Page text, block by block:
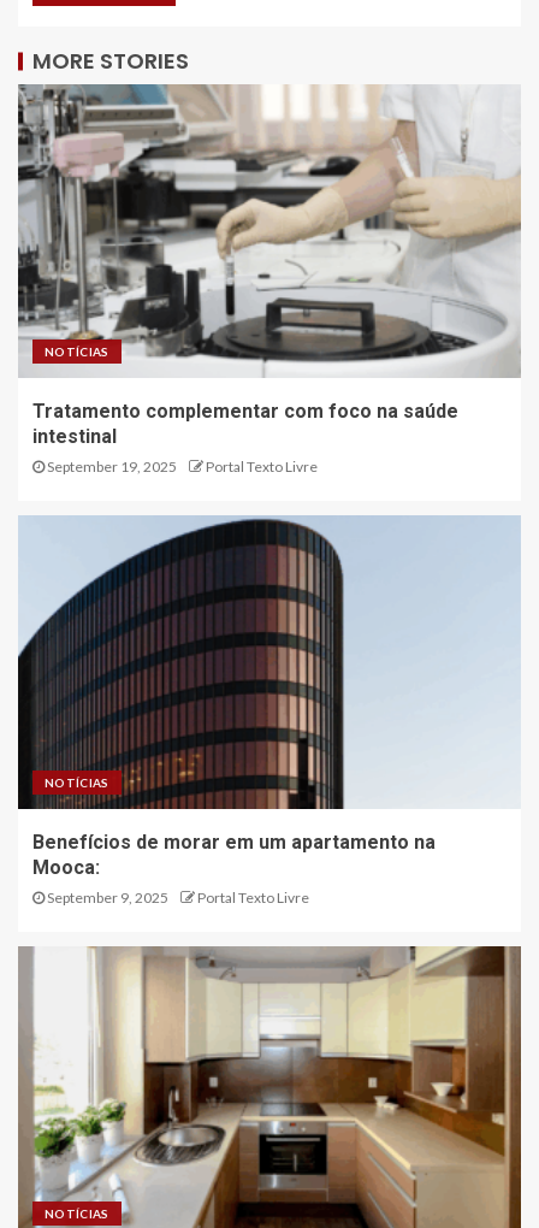
MORE STORIES
NOTÍCIAS
Tratamento complementar com foco na saúde
intestinal
September 19, 2025 Portal Texto Livre
NOTÍCIAS
Benefícios de morar em um apartamento na
Mooca:
September 9, 2025 Portal Texto Livre
NOTÍCIAS